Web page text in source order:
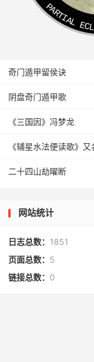
PARTIAL
奇门遁甲留侯诀
阴盘奇门遁甲歌
《三国因》冯梦龙
《辅星水法便读歌》
二十四山劫曜断
网站统计
日志总数： 1851
页面总数： 5
链接总数： 0